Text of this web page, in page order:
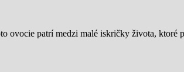
ovocie patrí medzi malé iskričky života, ktoré